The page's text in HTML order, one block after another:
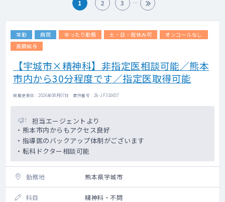
1 2 3
常勤 病院 ゆったり勤務 土・日・祝休み可
オンコールなし
高額給与
【宇城市×精神科】非指定医相談可能／熊本
市内から30分程度です／指定医取得可能
掲載更新日 : 2026年08月07日 案件番号 : 26-JF310657
担当エージェントより
・熊本市内からもアクセス良好
・指導医のバックアップ体制がございます
・転科ドクター相談可能
勤務地 熊本県宇城市
科目 精神科・不問